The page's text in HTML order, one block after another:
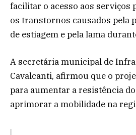
facilitar o acesso aos serviços
os transtornos causados pela
de estiagem e pela lama
A secretária municipal de
Cavalcanti, afirmou que o
para aumentar a resistência
aprimorar a mobilidade na